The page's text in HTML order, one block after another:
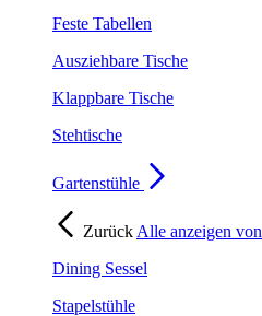
Feste Tabellen
Ausziehbare Tische
Klappbare Tische
Stehtische
Gartenstühle
Zurück Alle anzeigen von
Dining Sessel
Stapelstühle